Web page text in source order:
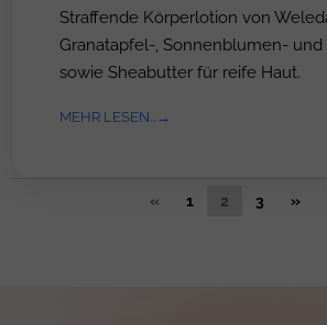
Straffende Körperlotion von
Granatapfel-, Sonnenblumen- und
sowie Sheabutter für reife Haut.
MEHR LESEN...
« 1 2 3 »